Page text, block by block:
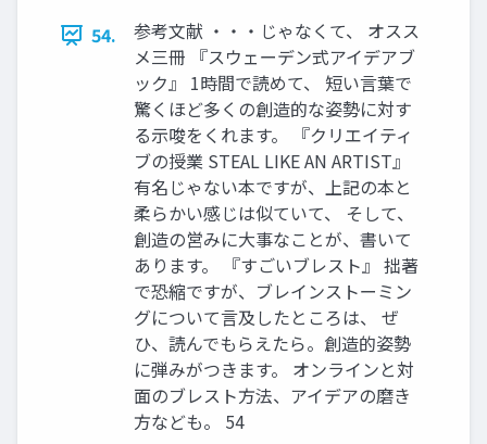
54.
参考文献 ・・・じゃなくて、 オスス
メ三冊 『スウェーデン式アイデアブ
ック』 1時間で読めて、 短い言葉で
驚くほど多くの創造的な姿勢に対す
る示唆をくれます。 『クリエイティ
ブの授業 STEAL LIKE AN ARTIST』
有名じゃない本ですが、上記の本と
柔らかい感じは似ていて、 そして、
創造の営みに大事なことが、書いて
あります。 『すごいブレスト』 拙著
で恐縮ですが、ブレインストーミン
グについて言及したところは、 ぜ
ひ、読んでもらえたら。創造的姿勢
に弾みがつきます。 オンラインと対
面のブレスト方法、アイデアの磨き
方なども。 54